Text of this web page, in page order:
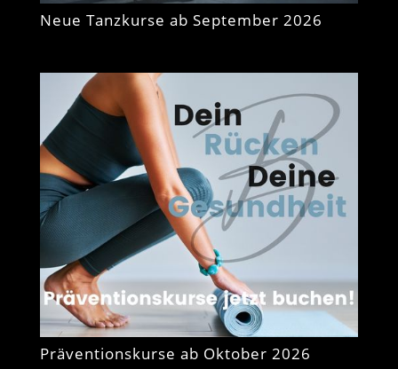
Neue Tanzkurse ab September 2026
Präventionskurse ab Oktober 2026